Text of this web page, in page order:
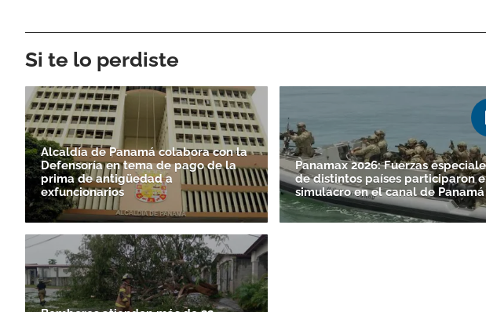
Si te lo perdiste
Alcaldía de Panamá colabora con la
Defensoría en tema de pago de la
prima de antigüedad a
exfuncionarios
Panamax 2026: Fuerzas
de distintos países participaron
simulacro en el canal de Panamá